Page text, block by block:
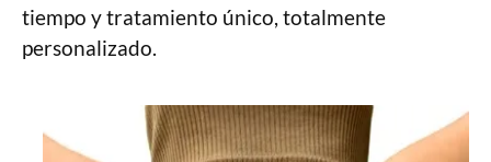
tiempo y tratamiento único, totalmente
personalizado.